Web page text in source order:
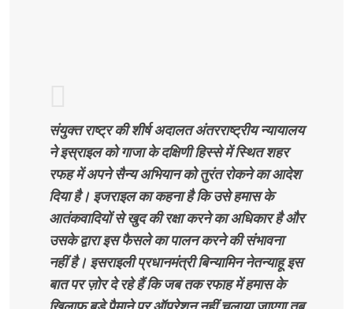
संयुक्त राष्ट्र की शीर्ष अदालत अंतरराष्ट्रीय न्यायालय
ने इस्राइल को गाजा के दक्षिणी हिस्से में स्थित शहर
रफह में अपने सैन्य अभियान को तुरंत रोकने का आदेश
दिया है। इजराइल का कहना है कि उसे हमास के
आतंकवादियों से खुद की रक्षा करने का अधिकार है और
उसके द्वारा इस फैसले का पालन करने की संभावना
नहीं है। इसराइली प्रधानमंत्री बिन्यामिन नेतन्याहू इस
बात पर ज़ोर दे रहे हैं कि जब तक रफाह में हमास के